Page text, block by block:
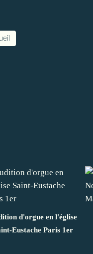
d'orgue en l'église
Eustache Paris 1er